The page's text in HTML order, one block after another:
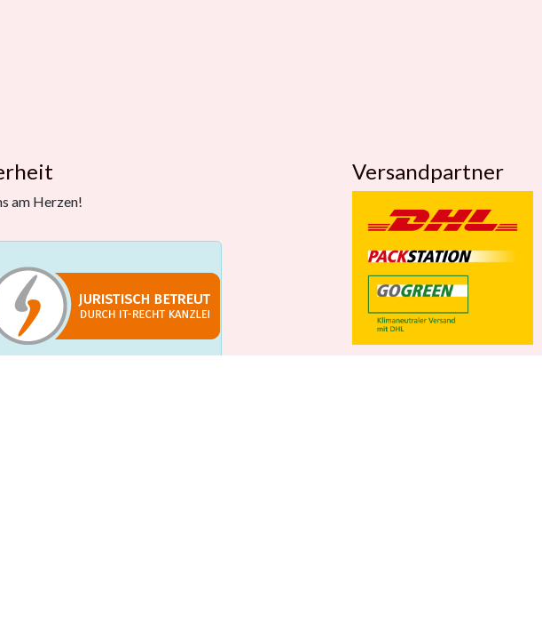
Versandpartner
am Herzen!